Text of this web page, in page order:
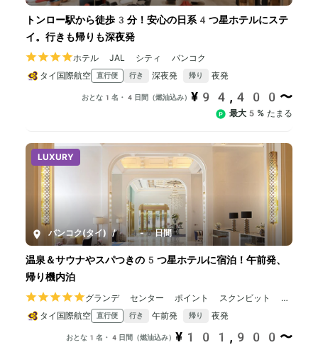
トンロー駅から徒歩3分！安心の日系4つ星ホテルにステ
イ。行きも帰りも深夜発
ホテル JAL シティ バンコク
タイ国際航空
直行便 行き 深夜発 帰り 夜発
おとな1名・4日間（燃油込み） ¥94,400〜
最大5% たまる
LUXURY
バンコク(タイ) / 4-8日間
温泉＆サウナやスパつきの5つ星ホテルに宿泊！午前発、
帰り機内泊
グランデ センター ポイント スクンビット 5
5
タイ国際航空 直行便 行き 午前発 帰り 夜発
おとな1名・4日間（燃油込み） ¥101,900〜